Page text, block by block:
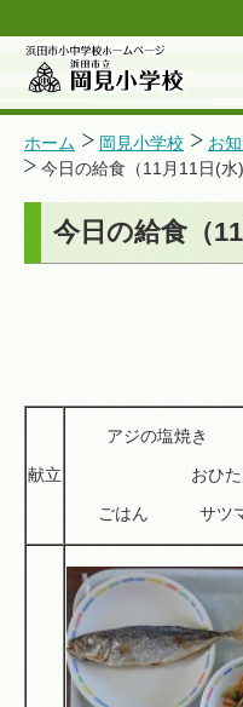
浜田市小中学校ホームペ
ホーム 岡見小学校
お
今日の給食（11月11日(水)
今日の給食（11
献立
アジの塩
おひ
ごはん サツマ